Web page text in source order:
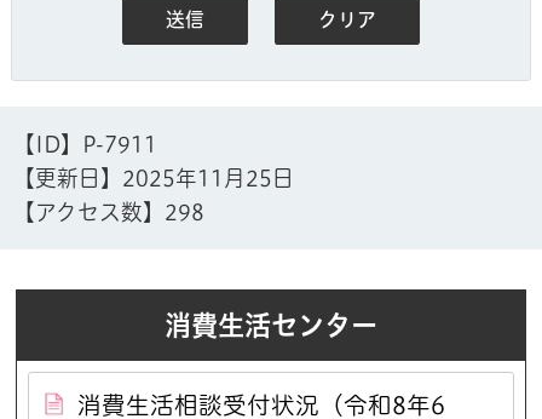
【ID】
P-7911
【更新日】 2025年11月25日
【アクセス数】 298
消費生活センター
消費生活相談受付状況（令和8年6